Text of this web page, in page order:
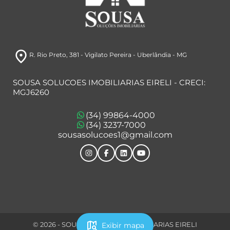
map_search Exibir mapa
room R. Rio Preto, 381 - Vigilato Pereira - Uberlândia - MG
SOUSA SOLUCOES IMOBILIARIAS EIRELI - CRECI:
MGJ6260
(34) 99864-4000
(34) 3237-7000
sousasolucoes1@gmail.com
© 2026 - SOUSA SOLUCOES IMOBILIARIAS EIRELI